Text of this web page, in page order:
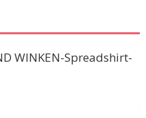
WINKEN-Spreadshirt-